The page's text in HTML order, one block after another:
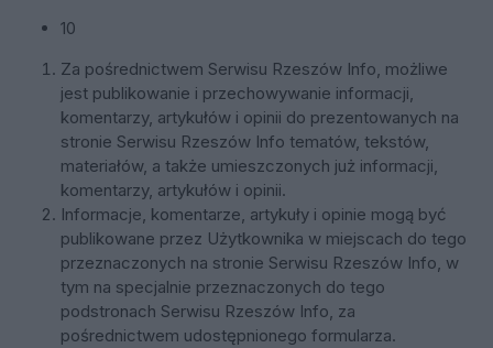
10
Za pośrednictwem Serwisu Rzeszów Info, możliwe
jest publikowanie i przechowywanie informacji,
komentarzy, artykułów i opinii do prezentowanych na
stronie Serwisu Rzeszów Info tematów, tekstów,
materiałów, a także umieszczonych już informacji,
komentarzy, artykułów i opinii.
Informacje, komentarze, artykuły i opinie mogą być
publikowane przez Użytkownika w miejscach do tego
przeznaczonych na stronie Serwisu Rzeszów Info, w
tym na specjalnie przeznaczonych do tego
podstronach Serwisu Rzeszów Info, za
pośrednictwem udostępnionego formularza.